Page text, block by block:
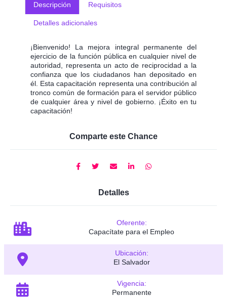
Descripción Requisitos
Detalles adicionales
¡Bienvenido! La mejora integral permanente del
ejercicio de la función pública en cualquier nivel de
autoridad, representa un acto de reciprocidad a la
confianza que los ciudadanos han depositado en
él. Esta capacitación representa una contribución al
tronco común de formación para el servidor público
de cualquier área y nivel de gobierno. ¡Éxito en tu
capacitación!
Comparte este Chance
Detalles
Oferente:
Capacítate para el Empleo
Ubicación:
El Salvador
Vigencia:
Permanente